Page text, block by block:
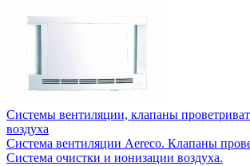
Системы вентиляции, клапаны
воздуха
Система вентиляции Aereco. Клапаны
Система очистки и ионизации воздуха.